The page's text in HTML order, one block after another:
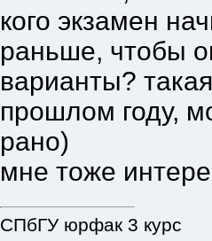
кого экзамен
раньше, чтобы
варианты?
прошлом году,
рано)
мне тоже
СПбГУ юрфак 3 курс